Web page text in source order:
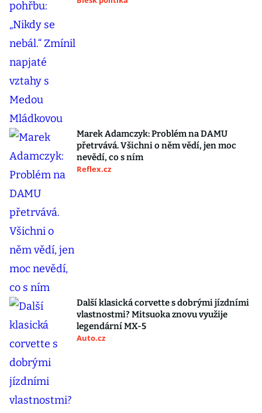
Marek Adamczyk: Problém na DAMU
přetrvává. Všichni o něm vědí, jen moc
nevědí, co s ním
Reflex.cz
Další klasická corvette s dobrými jízdními
vlastnostmi? Mitsuoka znovu využije
legendární MX-5
Auto.cz